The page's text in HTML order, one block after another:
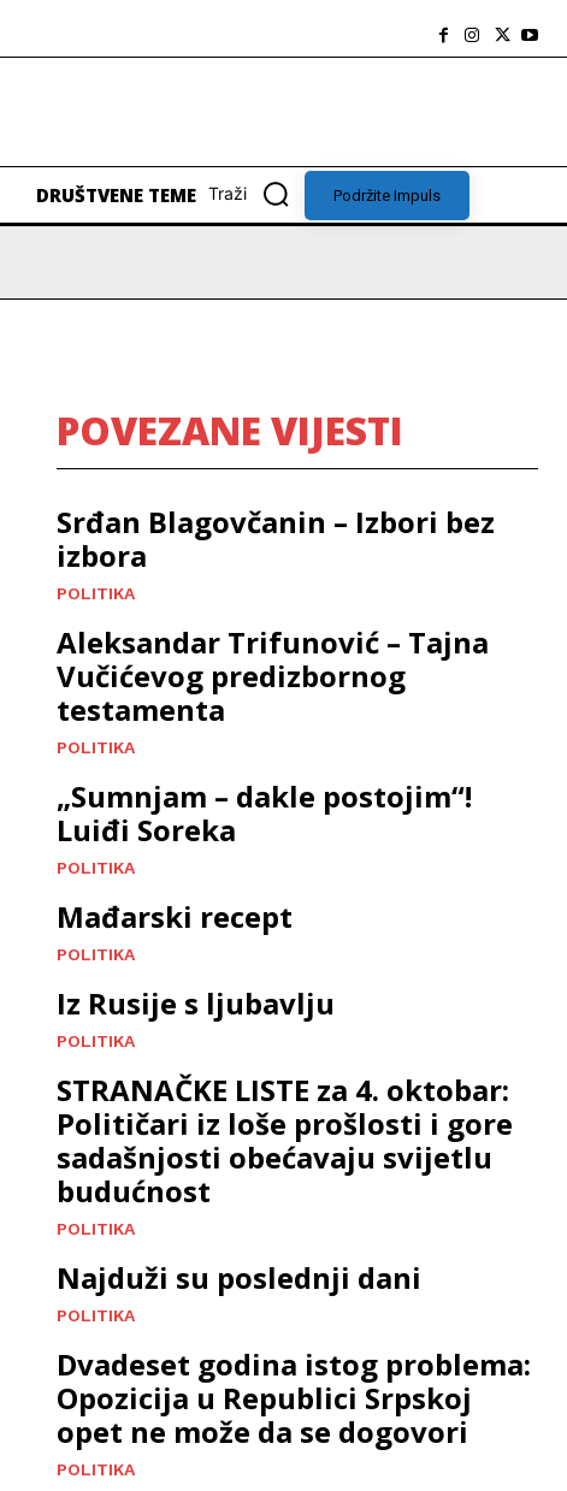
DRUŠTVENE TEME Traži Podržite Impuls
POVEZANE VIJESTI
Srđan Blagovčanin – Izbori bez
izbora
POLITIKA
Aleksandar Trifunović – Tajna
Vučićevog predizbornog
testamenta
POLITIKA
„Sumnjam – dakle postojim“!
Luiđi Soreka
POLITIKA
Mađarski recept
POLITIKA
Iz Rusije s ljubavlju
POLITIKA
STRANAČKE LISTE za 4. oktobar:
Političari iz loše prošlosti i gore
sadašnjosti obećavaju svijetlu
budućnost
POLITIKA
Najduži su poslednji dani
POLITIKA
Dvadeset godina istog problema:
Opozicija u Republici Srpskoj
opet ne može da se dogovori
POLITIKA